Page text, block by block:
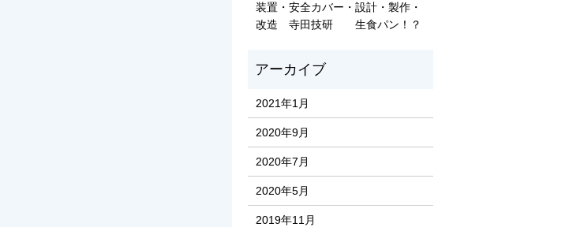
装置・安全カバー・設計・製作・
改造 寺田技研 生食パン！？
2021年1月
2020年9月
2020年7月
2020年5月
2019年11月